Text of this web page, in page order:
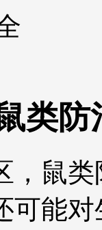
类
，鼠
可能